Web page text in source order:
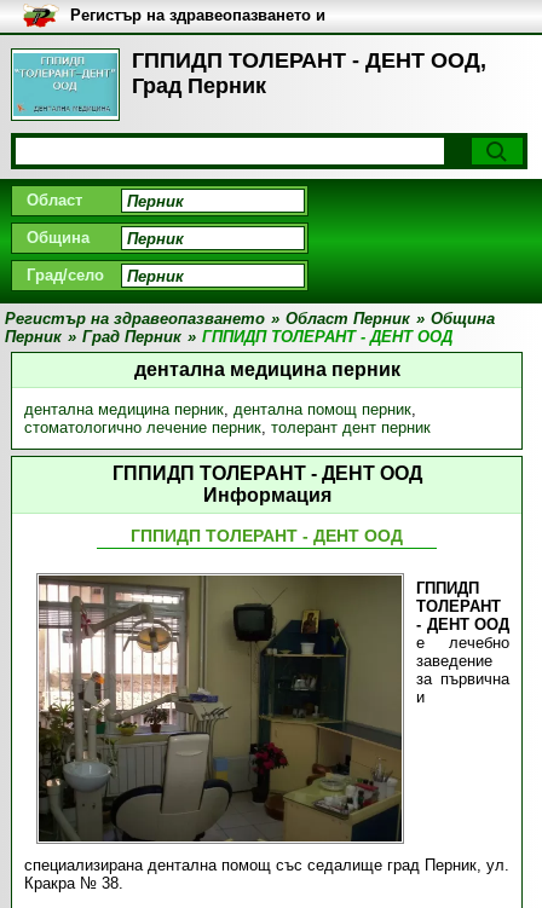
ГППИДП ТОЛЕРАНТ - ДЕНТ ООД,
Град Перник
Регистър на здравеопазването и
медицинските заведения в
България
Област
Община
Град/село
Регистър на здравеопазването » Област Перник » Община
Перник » Град Перник » ГППИДП ТОЛЕРАНТ - ДЕНТ ООД
дентална медицина перник
дентална медицина перник, дентална помощ перник,
стоматологично лечение перник, толерант дент перник
ГППИДП ТОЛЕРАНТ - ДЕНТ ООД
Информация
ГППИДП ТОЛЕРАНТ - ДЕНТ ООД
ГППИДП
ТОЛЕРАНТ
- ДЕНТ ООД
е лечебно
заведение
за първична
и
специализирана дентална помощ със седалище град Перник, ул.
Кракра № 38.